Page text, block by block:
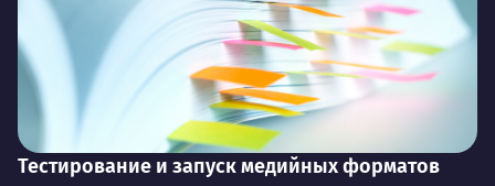
Тестирование и запуск медийных форматов